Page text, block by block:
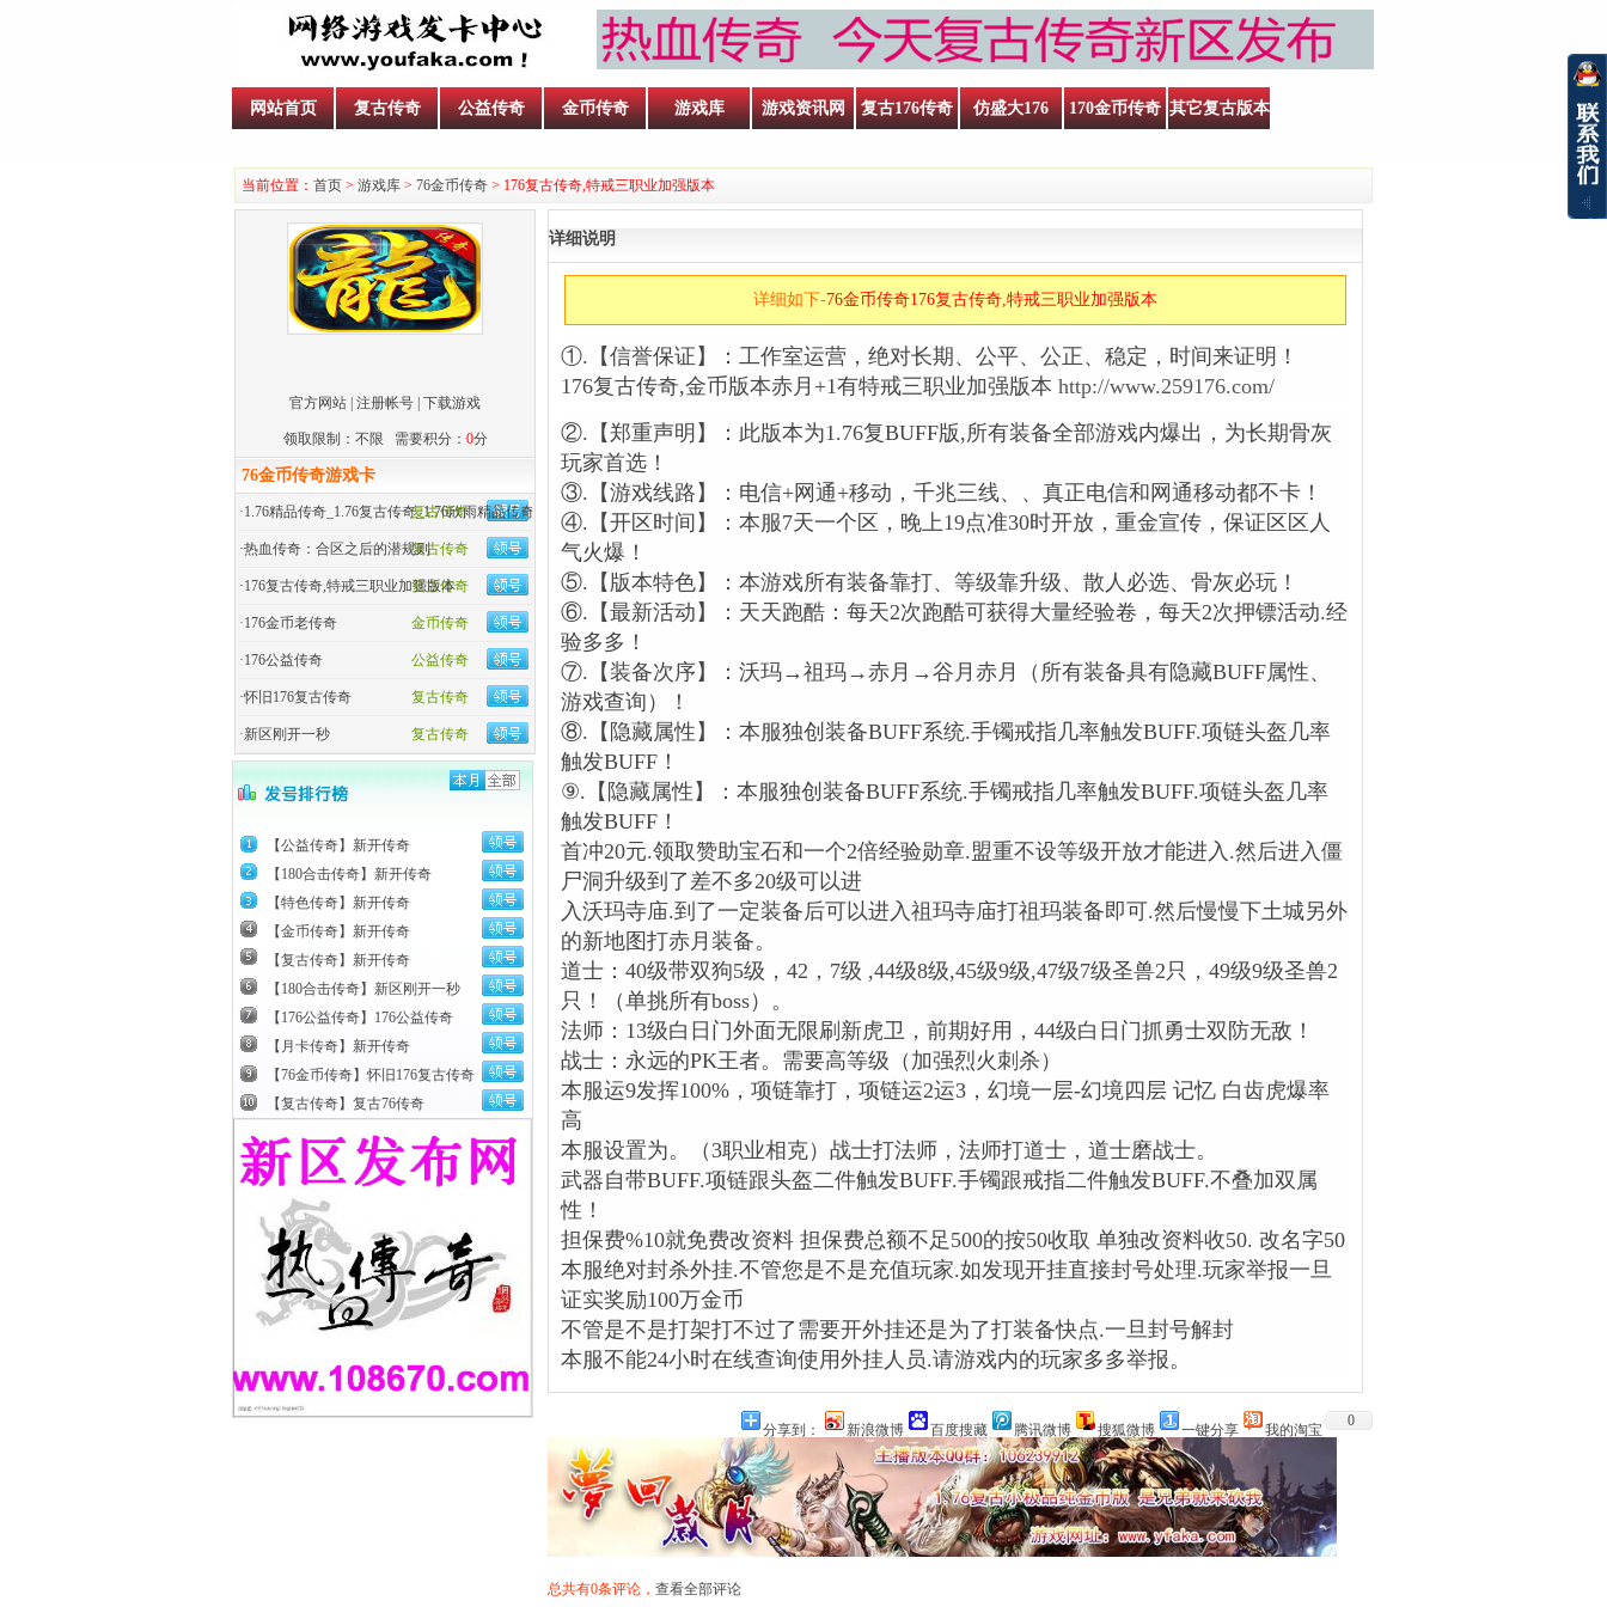
网站首页 复古传奇 公益传奇 金币传奇 游戏库 游戏资讯网 复古176传奇 仿盛大176 170金币传奇 其它复古版本
当前位置： 首页 > 游戏库 > 76金币传奇 > 176复古传奇,特戒三职业加强版本
官方网站 注册帐号 下载游戏
领取限制：不限 需要积分： 0分
76金币传奇游戏卡
复古传奇
·1.76精品传奇_1.76复古传奇_1.76欣雨精品传奇
复古传奇
·热血传奇：合区之后的潜规则
复古传奇
·176复古传奇,特戒三职业加强版本
金币传奇
·176金币老传奇
公益传奇
·176公益传奇
复古传奇
·怀旧176复古传奇
复古传奇
·新区刚开一秒
【公益传奇】新开传奇
【180合击传奇】新开传奇
【特色传奇】新开传奇
【金币传奇】新开传奇
【复古传奇】新开传奇
【180合击传奇】新区刚开一秒
【176公益传奇】176公益传奇
【月卡传奇】新开传奇
【76金币传奇】怀旧176复古传奇
【复古传奇】复古76传奇
详细说明
详细如下-76金币传奇176复古传奇,特戒三职业加强版本
①.【信誉保证】：工作室运营，绝对长期、公平、公正、稳定，时间来证明！
176复古传奇,金币版本赤月+1有特戒三职业加强版本 http://www.259176.com/
②.【郑重声明】：此版本为1.76复BUFF版,所有装备全部游戏内爆出，为长期骨灰
玩家首选！
③.【游戏线路】：电信+网通+移动，千兆三线、、真正电信和网通移动都不卡！
④.【开区时间】：本服7天一个区，晚上19点准30时开放，重金宣传，保证区区人
气火爆！
⑤.【版本特色】：本游戏所有装备靠打、等级靠升级、散人必选、骨灰必玩！
⑥.【最新活动】：天天跑酷：每天2次跑酷可获得大量经验卷，每天2次押镖活动.经
验多多！
⑦.【装备次序】：沃玛→祖玛→赤月→谷月赤月（所有装备具有隐藏BUFF属性、
游戏查询）！
⑧.【隐藏属性】：本服独创装备BUFF系统.手镯戒指几率触发BUFF.项链头盔几率
触发BUFF！
⑨.【隐藏属性】：本服独创装备BUFF系统.手镯戒指几率触发BUFF.项链头盔几率
触发BUFF！
首冲20元.领取赞助宝石和一个2倍经验勋章.盟重不设等级开放才能进入.然后进入僵
尸洞升级到了差不多20级可以进
入沃玛寺庙.到了一定装备后可以进入祖玛寺庙打祖玛装备即可.然后慢慢下土城另外
的新地图打赤月装备。
道士：40级带双狗5级，42，7级 ,44级8级,45级9级,47级7级圣兽2只，49级9级圣兽2
只！（单挑所有boss）。
法师：13级白日门外面无限刷新虎卫，前期好用，44级白日门抓勇士双防无敌！
战士：永远的PK王者。需要高等级（加强烈火刺杀）
本服运9发挥100%，项链靠打，项链运2运3，幻境一层-幻境四层 记忆 白齿虎爆率
高
本服设置为。（3职业相克）战士打法师，法师打道士，道士磨战士。
武器自带BUFF.项链跟头盔二件触发BUFF.手镯跟戒指二件触发BUFF.不叠加双属
性！
担保费%10就免费改资料 担保费总额不足500的按50收取 单独改资料收50. 改名字50
本服绝对封杀外挂.不管您是不是充值玩家.如发现开挂直接封号处理.玩家举报一旦
证实奖励100万金币
不管是不是打架打不过了需要开外挂还是为了打装备快点.一旦封号解封
本服不能24小时在线查询使用外挂人员.请游戏内的玩家多多举报。
分享到： 新浪微博 百度搜藏 腾讯微博 搜狐微博 一键分享 我的淘宝
0
总共有0条评论， 查看全部评论